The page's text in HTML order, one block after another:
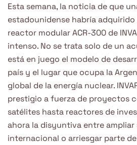
Esta semana, la noticia de que
estadounidense habría
reactor modular ACR-300 de
intenso. No se trata solo de un
está en juego el modelo de
país y el lugar que ocupa la
global de la energía nuclear.
prestigio a fuerza de proyectos
satélites hasta reactores de
ahora la disyuntiva entre ampliar
internacional o arriesgar parte